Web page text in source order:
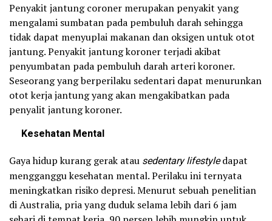
Penyakit jantung coroner merupakan penyakit yang
mengalami sumbatan pada pembuluh darah sehingga
tidak dapat menyuplai makanan dan oksigen untuk otot
jantung. Penyakit jantung koroner terjadi akibat
penyumbatan pada pembuluh darah arteri koroner.
Seseorang yang berperilaku sedentari dapat menurunkan
otot kerja jantung yang akan mengakibatkan pada
penyalit jantung koroner.
Kesehatan Mental
Gaya hidup kurang gerak atau sedentary lifestyledapat
mengganggu kesehatan mental. Perilaku ini ternyata
meningkatkan risiko depresi. Menurut sebuah penelitian
di Australia, pria yang duduk selama lebih dari 6 jam